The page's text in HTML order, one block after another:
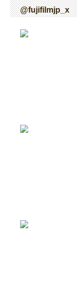
@fujifilmjp_x